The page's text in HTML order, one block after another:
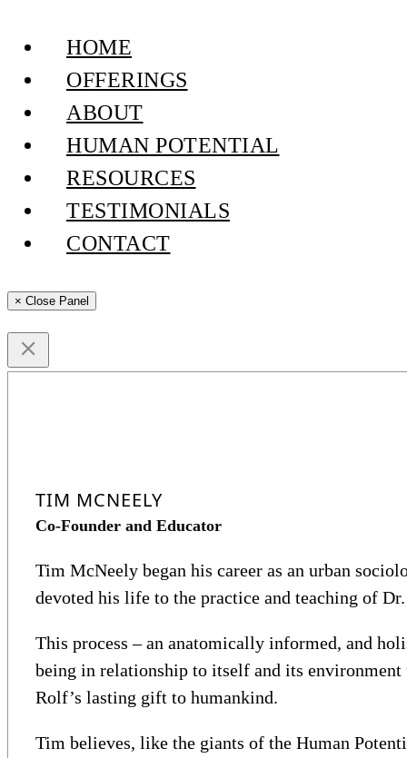
HOME
OFFERINGS
ABOUT
HUMAN POTENTIAL
RESOURCES
TESTIMONIALS
CONTACT
× Close Panel
TIM MCNEELY
Co-Founder and Educator
Tim McNeely began his career as an urban
devoted his life to the practice and teaching of
This process – an anatomically informed, and
being in relationship to itself and its environment
Rolf’s lasting gift to humankind.
Tim believes, like the giants of the Human